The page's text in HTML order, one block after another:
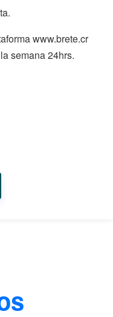
www.brete.cr
semana 24hrs.